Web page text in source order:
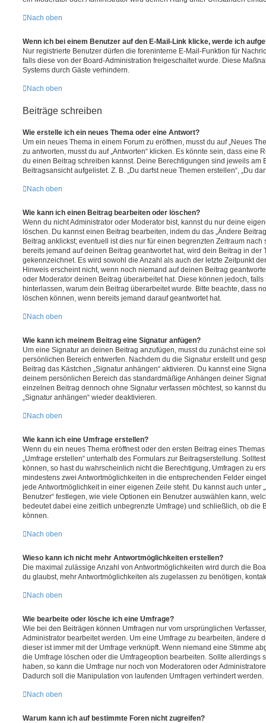
Nach oben
Wenn ich bei einem Benutzer auf den E-Mail-Link klicke, werde ich
Nur registrierte Benutzer dürfen die foreninterne E-Mail-Funktion für
falls diese von der Board-Administration freigeschaltet wurde. Diese
Systems durch Gäste verhindern.
Nach oben
Beiträge schreiben
Wie erstelle ich ein neues Thema oder eine Antwort?
Um ein neues Thema in einem Forum zu eröffnen, musst du auf „Neues
zu antworten, musst du auf „Antworten“ klicken. Es könnte sein, dass eine
du einen Beitrag schreiben kannst. Deine Berechtigungen sind jeweils am
Beitragsansicht aufgelistet. Z. B. „Du darfst neue Themen erstellen“, „Du
Nach oben
Wie kann ich einen Beitrag bearbeiten oder löschen?
Wenn du nicht Administrator oder Moderator bist, kannst du nur deine
löschen. Du kannst einen Beitrag bearbeiten, indem du das „Ändere
Beitrag anklickst; eventuell ist dies nur für einen begrenzten Zeitraum
bereits jemand auf deinen Beitrag geantwortet hat, wird dein Beitrag in der
gekennzeichnet. Es wird sowohl die Anzahl als auch der letzte Zeitpunkt
Hinweis erscheint nicht, wenn noch niemand auf deinen Beitrag
oder Moderator deinen Beitrag überarbeitet hat. Diese können jedoch,
hinterlassen, warum dein Beitrag überarbeitet wurde. Bitte beachte, dass
löschen können, wenn bereits jemand darauf geantwortet hat.
Nach oben
Wie kann ich meinem Beitrag eine Signatur anfügen?
Um eine Signatur an deinen Beitrag anzufügen, musst du zunächst eine
persönlichen Bereich entwerfen. Nachdem du die Signatur erstellt und
Beitrag das Kästchen „Signatur anhängen“ aktivieren. Du kannst eine
deinem persönlichen Bereich das standardmäßige Anhängen deiner
einzelnen Beitrag dennoch ohne Signatur verfassen möchtest, so kannst
„Signatur anhängen“ wieder deaktivieren.
Nach oben
Wie kann ich eine Umfrage erstellen?
Wenn du ein neues Thema eröffnest oder den ersten Beitrag eines
„Umfrage erstellen“ unterhalb des Formulars zur Beitragserstellung.
können, so hast du wahrscheinlich nicht die Berechtigung, Umfragen zu
mindestens zwei Antwortmöglichkeiten in die entsprechenden Felder
jede Antwortmöglichkeit in einer eigenen Zeile steht. Du kannst auch unter
Benutzer“ festlegen, wie viele Optionen ein Benutzer auswählen kann,
bedeutet dabei eine zeitlich unbegrenzte Umfrage) und schließlich, ob die
können.
Nach oben
Wieso kann ich nicht mehr Antwortmöglichkeiten erstellen?
Die maximal zulässige Anzahl von Antwortmöglichkeiten wird durch die
du glaubst, mehr Antwortmöglichkeiten als zugelassen zu benötigen,
Nach oben
Wie bearbeite oder lösche ich eine Umfrage?
Wie bei den Beiträgen können Umfragen nur vom ursprünglichen
Administrator bearbeitet werden. Um eine Umfrage zu bearbeiten, ändere
dieser ist immer mit der Umfrage verknüpft. Wenn niemand eine Stimme
die Umfrage löschen oder die Umfrageoption bearbeiten. Sollte allerdings
haben, so kann die Umfrage nur noch von Moderatoren oder
Dadurch soll die Manipulation von laufenden Umfragen verhindert werden.
Nach oben
Warum kann ich auf bestimmte Foren nicht zugreifen?